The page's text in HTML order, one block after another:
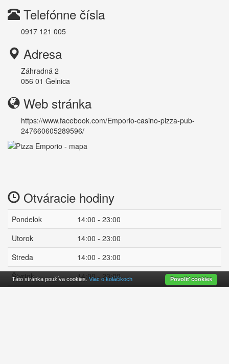
Telefónne čísla
0917 121 005
Adresa
Záhradná 2
056 01 Gelnica
Web stránka
https://www.facebook.com/Emporio-casino-pizza-pub-
247660605289596/
Otváracie hodiny
Pondelok
14:00 - 23:00
Utorok
14:00 - 23:00
Streda
14:00 - 23:00
Štvrtok
14:00 - 23:00
Táto stránka používa cookies.Viac o koláčikoch Povoliť cookies